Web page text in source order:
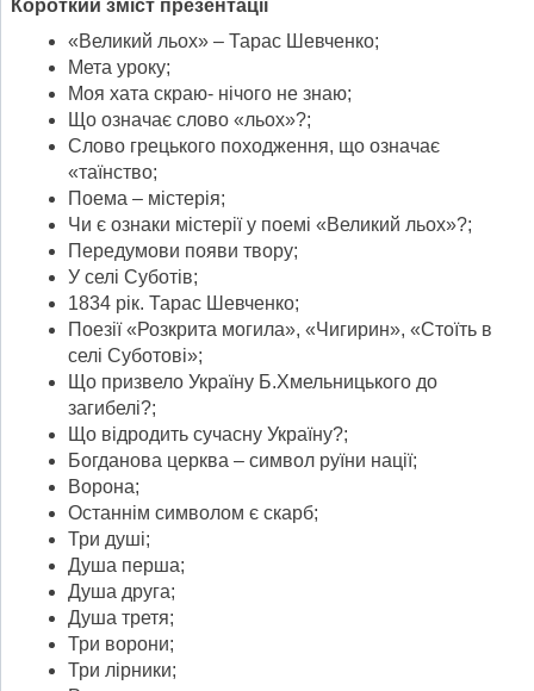
Короткий зміст презентації
«Великий льох» – Тарас Шевченко;
Мета уроку;
Моя хата скраю- нічого не знаю;
Що означає слово «льох»?;
Слово грецького походження, що означає
«таїнство;
Поема – містерія;
Чи є ознаки містерії у поемі «Великий льох»?;
Передумови появи твору;
У селі Суботів;
1834 рік. Тарас Шевченко;
Поезії «Розкрита могила», «Чигирин», «Стоїть в
селі Суботові»;
Що призвело Україну Б.Хмельницького до
загибелі?;
Що відродить сучасну Україну?;
Богданова церква – символ руїни нації;
Ворона;
Останнім символом є скарб;
Три душі;
Душа перша;
Душа друга;
Душа третя;
Три ворони;
Три лірники;